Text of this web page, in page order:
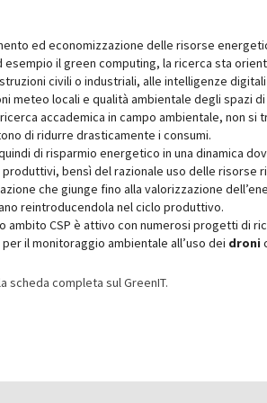
ed economizzazione delle risorse
esempio il green computing, la ricerca sta
civili o industriali, alle intelligenze
meteo locali e qualità ambientale degli spazi
accademica in campo ambientale, non
di ridurre drasticamente i consumi.
di risparmio energetico in una dinamica
bensì del razionale uso delle risorse
che giunge fino alla valorizzazione
reintroducendola nel ciclo produttivo.
ambito CSP è attivo con numerosi progetti di
per il monitoraggio ambientale all’uso dei droni
scheda completa sul GreenIT.